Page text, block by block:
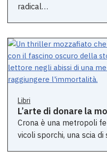
radical…
Libri
L’arte di donare la
Crona è una metropoli
vicoli sporchi, una scia